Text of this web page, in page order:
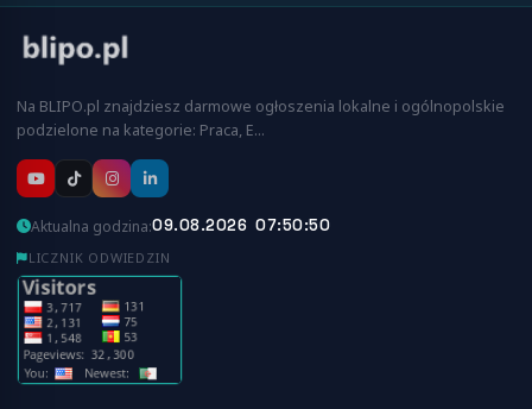
Na BLIPO.pl znajdziesz darmowe ogłoszenia lokalne i ogólnopolskie
podzielone na kategorie: Praca, E…
Aktualna godzina:09.08.2026 07:50:51
LICZNIK ODWIEDZIN